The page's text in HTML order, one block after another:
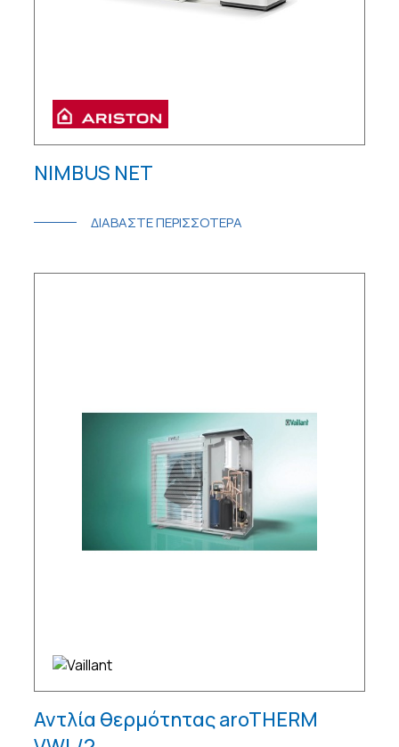
NIMBUS NET
ΔΙΑΒΑΣΤΕ ΠΕΡΙΣΣΟΤΕΡΑ
Αντλία θερμότητας aroTHERM